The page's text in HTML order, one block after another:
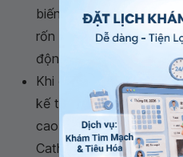
biến nhất là đo huyết
rốn và đo huyết áp cho
động kế.
Khi đo huyết áp cho trẻ
kế thì những trẻ bị thấp
cao hơn thực tế và có
Catheter động mạch rốn,